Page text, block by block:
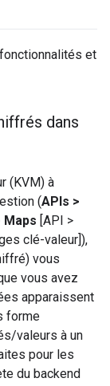
et
dans
(KVM) à
(APIs >
Maps [API >
clé-valeur]),
vous
vous avez
apparaissent
forme
valeurs à un
pour les
du backend